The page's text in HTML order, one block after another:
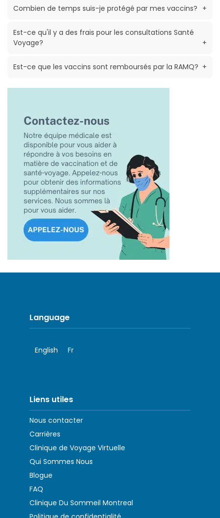
Combien de temps suis-je protégé par mes vaccins? +
Est-ce qu'il y a des frais pour les consultations Santé
Voyage?
+
Est-ce que les vaccins sont remboursés par la RAMQ? +
Language
English Fr
Liens utiles
Nous contacter
Carrières
Clinique de Voyage Virtuelle
Qui Sommes Nous
Blogue
FAQ
Clinique Du Sommeil Montreal